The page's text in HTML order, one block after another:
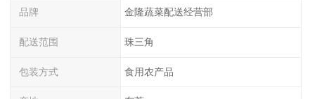
品牌 金隆蔬菜配送经营部
配送范围 珠三角
包装方式 食用农产品